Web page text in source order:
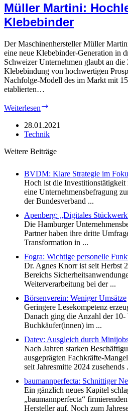
Müller Martini:
Klebebinder
Der Maschinenhersteller Müller
eine neue Klebebinder-Generation in
Schweizer Unternehmen glaubt an
Klebebindung von hochwertigen
Nachfolge-Modell des im Markt mit
etablierten…
Weiterlesen
Hochleistungs-
Klebebinder
28.01.2021
Technik
Weitere Beiträge
BVDM: Klare Strategie im
Hoch ist die
eine Unternehmensbefragung
der Bundesverband ...
Apenberg: „Digitales
Die Hamburger
Partner haben ihre dritte
Transformation in ...
Fogra: Wichtige personelle
Dr. Agnes Knorr ist seit Herbst
Bereichs
Weiterverarbeitung bei der ...
Börsenverein: Weniger Umsätze
Geringere Lesekompetenz
Danach ging die Anzahl der 10-
Buchkäufer(innen) im ...
Datev: Ausgleich durch
Nach Jahren starken
ausgeprägten Fachkräfte-
seit Jahresmitte 2024 zusehends
baumannperfecta: Schnittiger
Ein gänzlich neues Kapitel
„baumannperfecta“
Hersteller auf. Noch zum